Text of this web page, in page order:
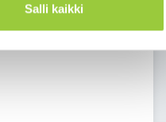
Salli kaikki
kaksi-uutta-